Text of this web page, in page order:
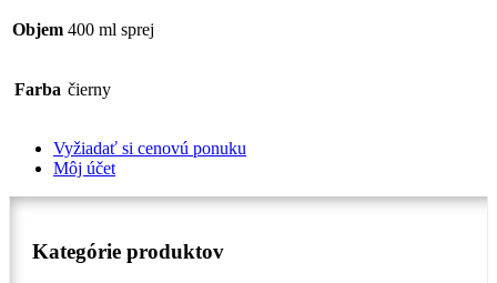
Objem 400 ml sprej
Farba čierny
Vyžiadať si cenovú ponuku
Môj účet
Kategórie produktov